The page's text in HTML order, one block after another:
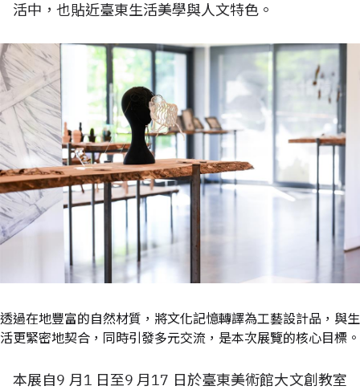
活中，也貼近臺東生活美學與人文特色。
透過在地豐富的自然材質，將文化記憶轉譯為工藝設計品，與生
活更緊密地契合，同時引發多元交流，是本次展覽的核心目標。
本展自9 月1 日至9 月17 日於臺東美術館大文創教室